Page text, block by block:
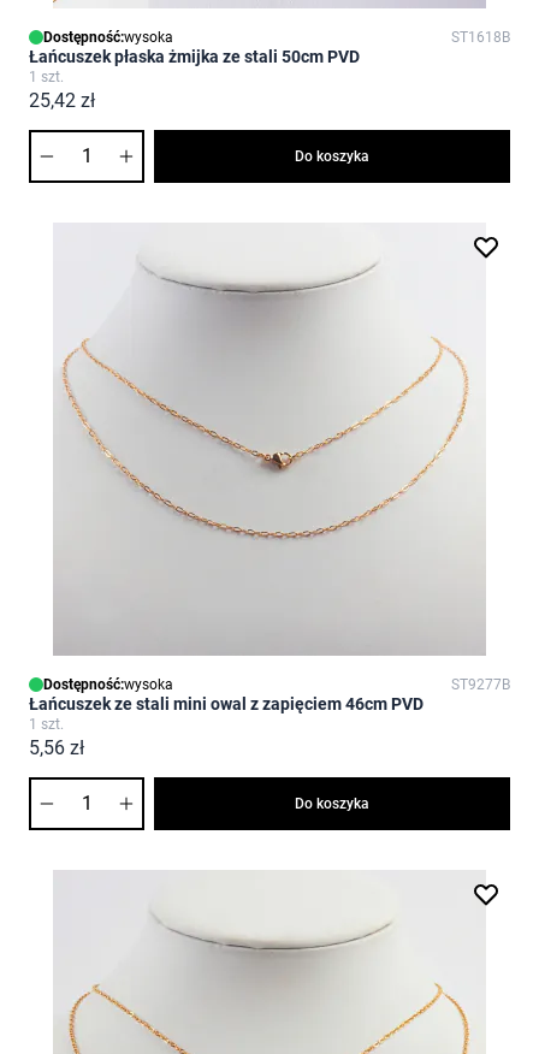
Dostępność:wysoka ST1618B
Łańcuszek płaska żmijka ze stali 50cm PVD
1 szt.
25,42 zł
Do koszyka
Dostępność:wysoka ST9277B
Łańcuszek ze stali mini owal z zapięciem 46cm PVD
1 szt.
5,56 zł
Do koszyka